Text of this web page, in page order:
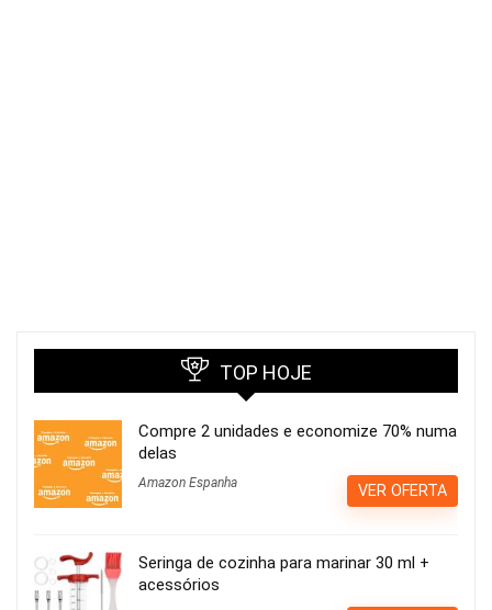
TOP HOJE
Compre 2 unidades e economize 70% numa
delas
Amazon Espanha VER OFERTA
Seringa de cozinha para marinar 30 ml +
acessórios